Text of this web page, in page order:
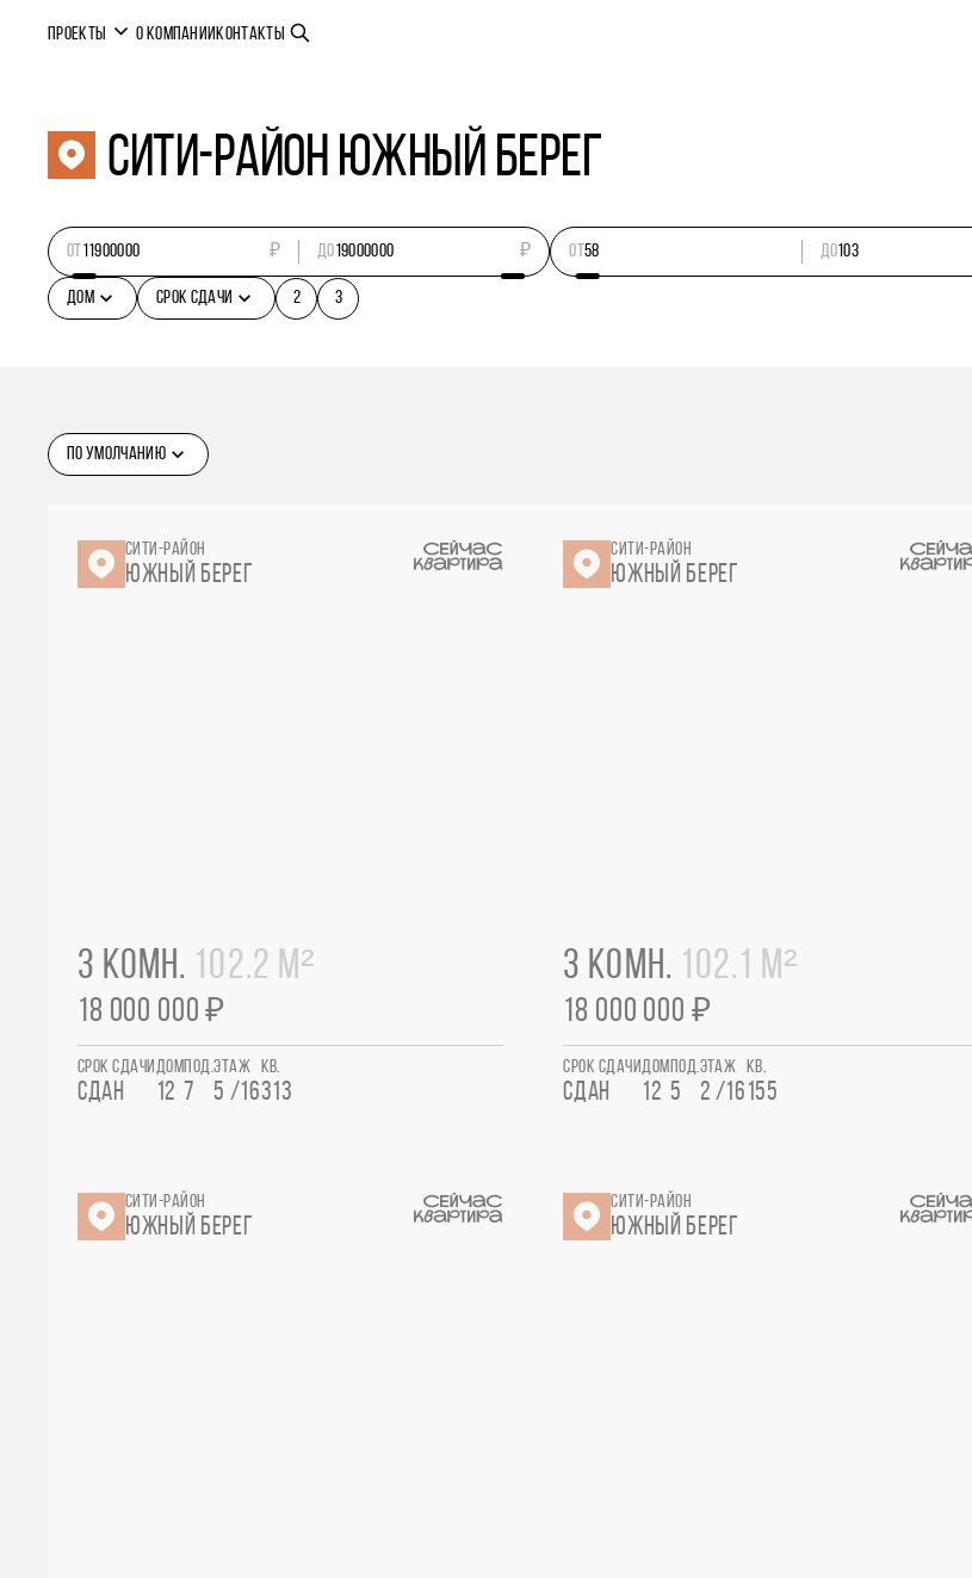
ПРОЕКТЫ О КОМПАНИИКОНТАКТЫ
Сити-район ЮЖНЫЙ БЕРЕГ
ОТ ₽ ДО ₽ ОТ ДО
ДОМ СРОК СДАЧИ 2 3
ПО УМОЛЧАНИЮ
СИТИ-РАЙОН
ЮЖНЫЙ БЕРЕГ
3 КОМН. 102.2 М²
18 000 000 ₽
СРОК СДАЧИ
СДАН
ДОМ
12
ПОД.
7
ЭТАЖ
5 /16
КВ.
313
СИТИ-РАЙОН
ЮЖНЫЙ БЕРЕГ
3 КОМН. 102.1 М²
18 000 000 ₽
СРОК СДАЧИ
СДАН
ДОМ
12
ПОД.
5
ЭТАЖ
2 /16
КВ.
155
СИТИ-РАЙОН
ЮЖНЫЙ БЕРЕГ
СИТИ-РАЙОН
ЮЖНЫЙ БЕРЕГ